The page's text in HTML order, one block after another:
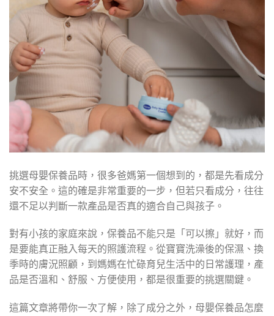
挑選母嬰保養品時，很多爸媽第一個想到的，都是先看成分
安不安全。這的確是非常重要的一步，但若只看成分，往往
還不足以判斷一款產品是否真的適合自己與孩子。
對有小孩的家庭來說，保養品不能只是「可以擦」就好，而
是要能真正融入每天的照護流程。從寶寶洗澡後的保濕、換
季時的膚況照顧，到媽媽在忙碌育兒生活中的日常護理，產
品是否溫和、舒服、方便使用，都是很重要的挑選關鍵。
這篇文章將帶你一次了解，除了成分之外，母嬰保養品怎麼